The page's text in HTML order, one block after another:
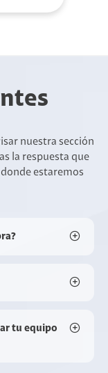
nuestra sección
la respuesta que
estaremos
tu equipo